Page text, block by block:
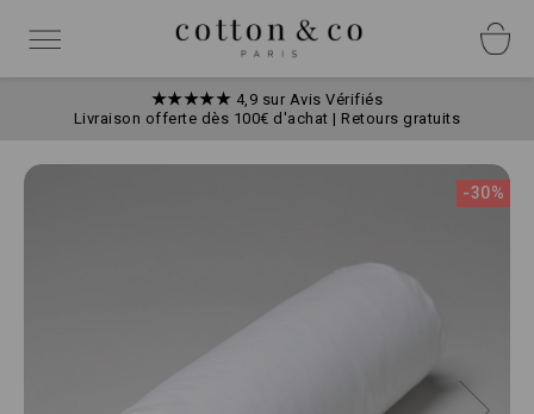
contenu
Basculer
★★★★★ 4,9 sur Avis Vérifiés
Livraison offerte dès 100€ d'achat | Retours gratuits
Skip
-30%